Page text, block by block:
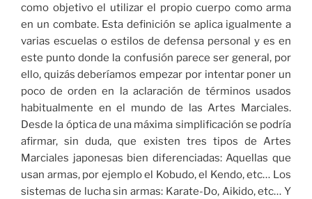
como objetivo el utilizar el propio cuerpo como arma
en un combate. Esta definición se aplica igualmente a
varias escuelas o estilos de defensa personal y es en
este punto donde la confusión parece ser general, por
ello, quizás deberíamos empezar por intentar poner un
poco de orden en la aclaración de términos usados
habitualmente en el mundo de las Artes Marciales.
Desde la óptica de una máxima simplificación se podría
afirmar, sin duda, que existen tres tipos de Artes
Marciales japonesas bien diferenciadas: Aquellas que
usan armas, por ejemplo el Kobudo, el Kendo, etc… Los
sistemas de lucha sin armas: Karate-Do, Aikido, etc… Y